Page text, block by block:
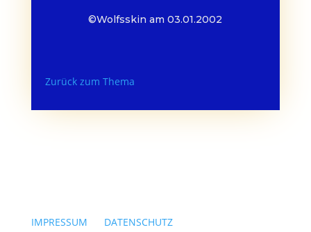
©Wolfsskin am 03.01.2002
Zurück zum Thema
IMPRESSUM DATENSCHUTZ